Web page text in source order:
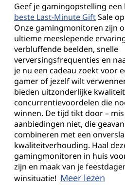
Geef je gamingopstelling
beste Last-Minute GiftSale
Onze gamingmonitoren zijn
ultieme meeslepende
verbluffende beelden, snelle
verversingsfrequenties en
je nu een cadeau zoekt voor
gamer of jezelf wilt
bieden uitzonderlijke
concurrentievoordelen die
winnen. De tijd tikt door –
aanbiedingen niet, die
combineren met een
kwaliteitverhouding. Haal
gamingmonitoren in huis
zijn en maak van je
winsituatie! Meer lezen